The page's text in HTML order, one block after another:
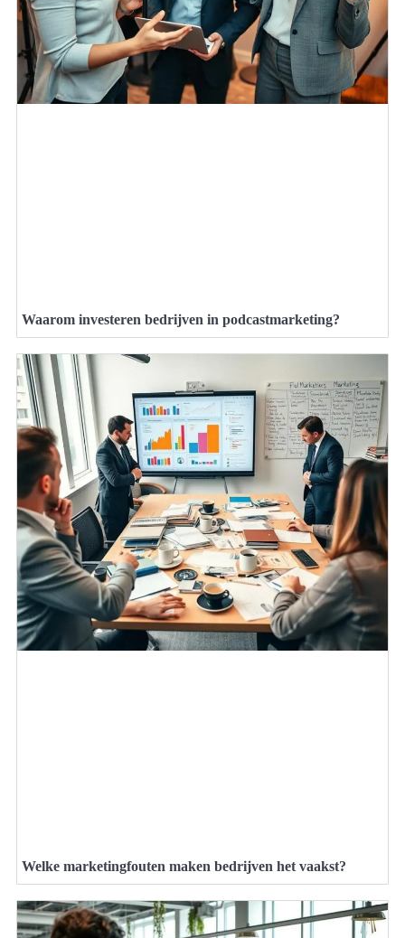
Waarom investeren bedrijven in podcastmarketing?
Welke marketingfouten maken bedrijven het vaakst?